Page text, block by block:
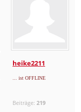
heike2211
... ist OFFLINE
Beiträge: 219